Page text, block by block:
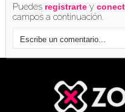
Puedes registrarte y
campos a continuación.